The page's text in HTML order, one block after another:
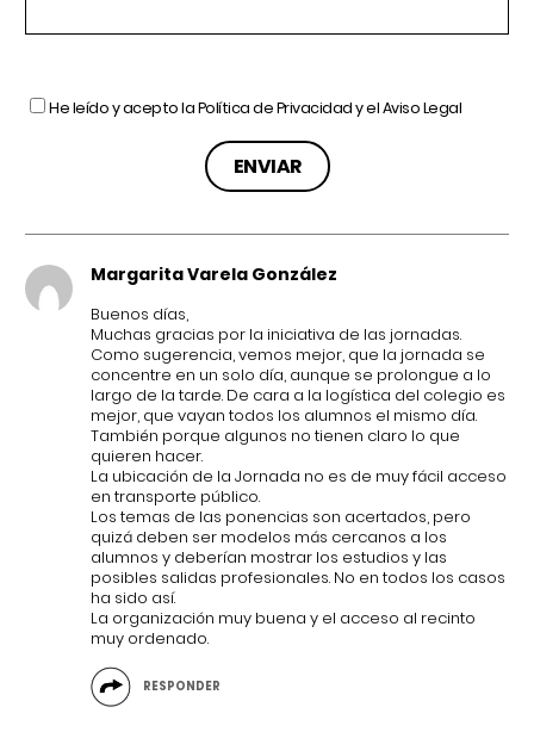
He leído y acepto laPolítica de Privacidady elAviso Legal
Margarita Varela González
Buenos días,
Muchas gracias por la iniciativa de las jornadas.
Como sugerencia, vemos mejor, que la jornada se
concentre en un solo día, aunque se prolongue a lo
largo de la tarde. De cara a la logística del colegio es
mejor, que vayan todos los alumnos el mismo día.
También porque algunos no tienen claro lo que
quieren hacer.
La ubicación de la Jornada no es de muy fácil acceso
en transporte público.
Los temas de las ponencias son acertados, pero
quizá deben ser modelos más cercanos a los
alumnos y deberían mostrar los estudios y las
posibles salidas profesionales. No en todos los casos
ha sido así.
La organización muy buena y el acceso al recinto
muy ordenado.
RESPONDER